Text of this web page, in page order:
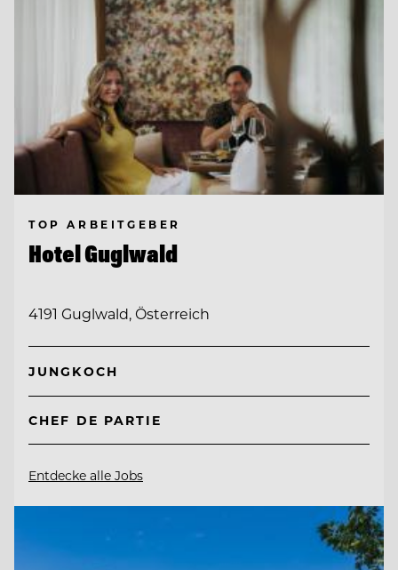
TOP ARBEITGEBER
Hotel Guglwald
4191 Guglwald, Österreich
JUNGKOCH
CHEF DE PARTIE
Entdecke alle Jobs